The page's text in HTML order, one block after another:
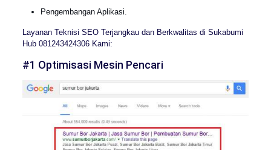
Pengembangan Aplikasi.
Layanan Teknisi SEO Terjangkau dan Berkwalitas di Sukabumi
Hub 081243424306 Kami:
#1 Optimisasi Mesin Pencari